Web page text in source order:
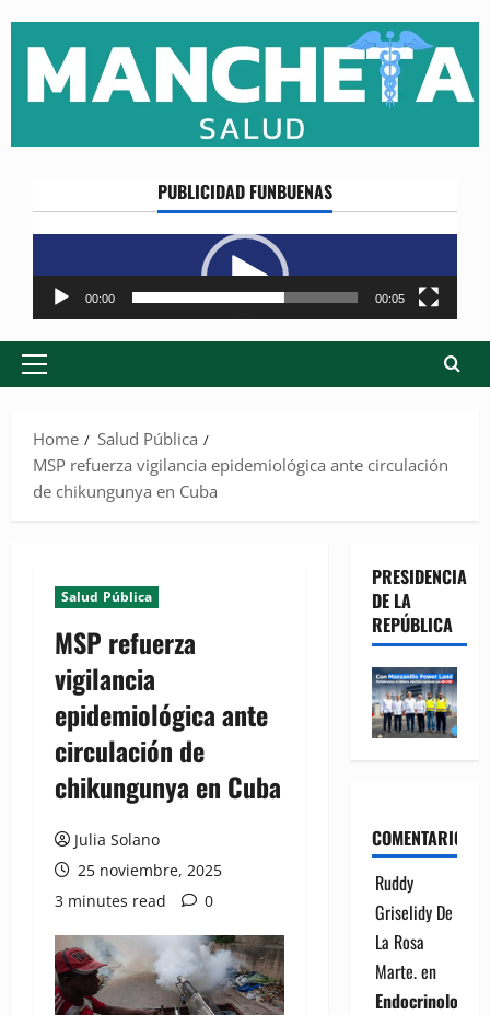
content
PUBLICIDAD FUNBUENAS
Reproductor
de
vídeo
00:00 00:05
Primary
Home
Salud Pública
MSP refuerza vigilancia epidemiológica ante circulación
de chikungunya en Cuba
Salud Pública
MSP refuerza
vigilancia
epidemiológica ante
circulación de
chikungunya en Cuba
Julia Solano
25 noviembre, 2025
3 minutes read
0
PRESIDENCIA
DE LA
REPÚBLICA
COMENTARIOS
Ruddy
Griselidy De
La Rosa
Marte.en
Endocrinología